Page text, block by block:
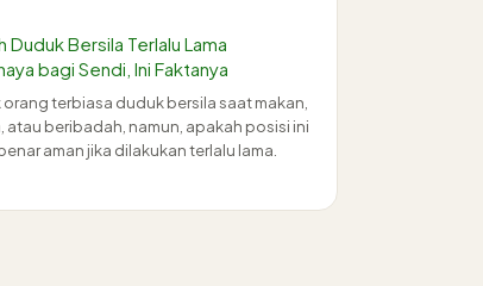
Duduk Bersila Terlalu Lama
bagi Sendi, Ini Faktanya
orang terbiasa duduk bersila saat makan,
atau beribadah, namun, apakah posisi ini
aman jika dilakukan terlalu lama.